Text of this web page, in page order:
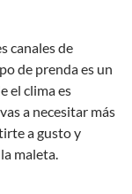
canales de
de prenda es un
el clima es
a necesitar más
a gusto y
maleta.